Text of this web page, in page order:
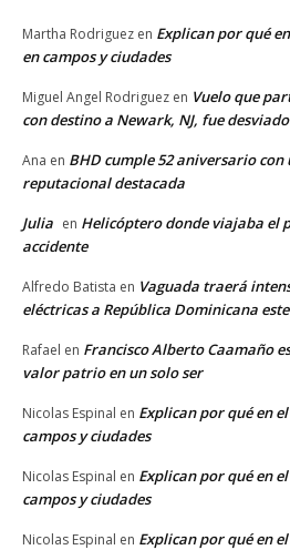
Martha Rodriguez en Explican por qué
en campos y ciudades
Miguel Angel Rodriguez en Vuelo que
con destino a Newark, NJ, fue
Ana en BHD cumple 52 aniversario
reputacional destacada
Julia en Helicóptero donde viajaba el
accidente
Alfredo Batista en Vaguada traerá
eléctricas a República Dominicana
Rafael en Francisco Alberto Caamaño
valor patrio en un solo ser
Nicolas Espinal en Explican por qué en
campos y ciudades
Nicolas Espinal en Explican por qué en
campos y ciudades
Nicolas Espinal en Explican por qué en